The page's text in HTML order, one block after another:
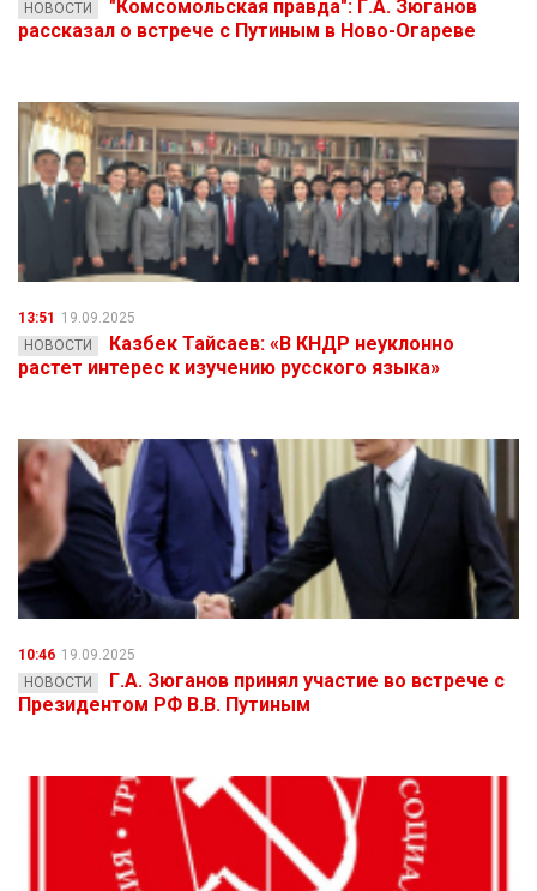
НОВОСТИ
"Комсомольская правда": Г.А. Зюганов
рассказал о встрече с Путиным в Ново-Огареве
13:51
19.09.2025
НОВОСТИ
Казбек Тайсаев: «В КНДР неуклонно
растет интерес к изучению русского языка»
10:46 19.09.2025
НОВОСТИ
Г.А. Зюганов принял участие во встрече с
Президентом РФ В.В. Путиным